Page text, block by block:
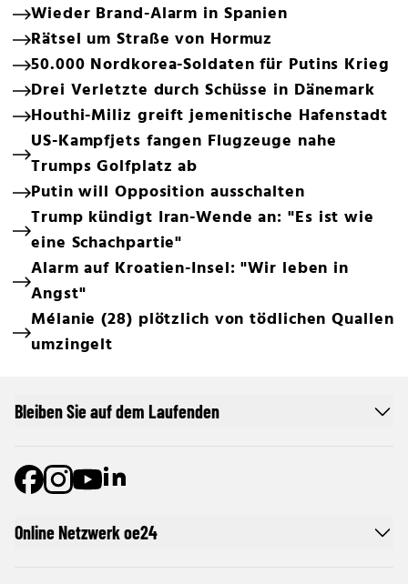
Wieder Brand-Alarm in Spanien
Rätsel um Straße von Hormuz
50.000 Nordkorea-Soldaten für Putins Krieg
Drei Verletzte durch Schüsse in Dänemark
Houthi-Miliz greift jemenitische Hafenstadt
US-Kampfjets fangen Flugzeuge nahe
Trumps Golfplatz ab
Putin will Opposition ausschalten
Trump kündigt Iran-Wende an: "Es ist wie
eine Schachpartie"
Alarm auf Kroatien-Insel: "Wir leben in
Angst"
Mélanie (28) plötzlich von tödlichen Quallen
umzingelt
Online Netzwerk oe24
Bleiben Sie auf dem Laufenden